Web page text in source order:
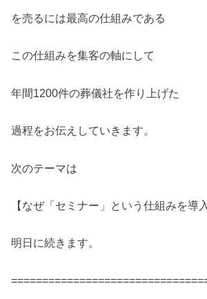
を売るには最高の仕組みである
この仕組みを集客の軸にして
年間1200件の葬儀社を作り上げた
過程をお伝えしていきます。
次のテーマは
【なぜ「セミナー」という仕組みを導
明日に続きます。